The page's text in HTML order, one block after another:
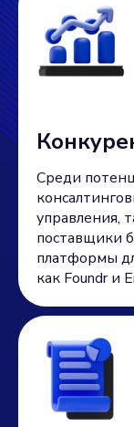
Среди
управления,
поставщики
платформы
как Foundr и